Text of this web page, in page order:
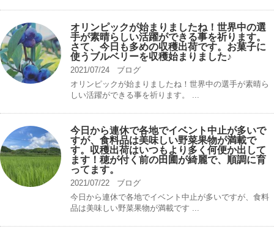
オリンピックが始まりましたね！世界中の選
手が素晴らしい活躍ができる事を祈ります。
さて、今日も多めの収穫出荷です。お菓子に
使うブルベリーを収穫始まりました♪
2021/07/24
ブログ
オリンピックが始まりましたね！世界中の選手が素晴ら
しい活躍ができる事を祈ります。 ...
今日から連休で各地でイベント中止が多いで
すが、食料品は美味しい野菜果物が満載で
す。収穫出荷はいつもより多く何便か出して
ます！穂が付く前の田圃が綺麗で、順調に育
ってます。
2021/07/22
ブログ
今日から連休で各地でイベント中止が多いですが、食料
品は美味しい野菜果物が満載です ...